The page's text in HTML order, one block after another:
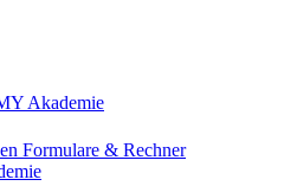
Akademie
Formulare & Rechner